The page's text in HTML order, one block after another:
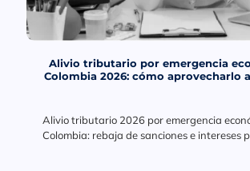
Alivio tributario por emergencia
Colombia 2026: cómo aprovecharlo
Alivio tributario 2026 por emergencia
Colombia: rebaja de sanciones e intereses